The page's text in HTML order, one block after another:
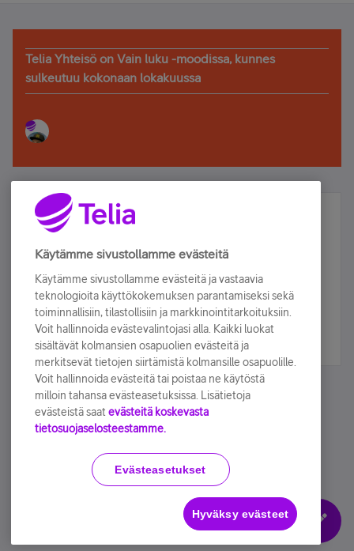
Telia Yhteisö on Vain luku -moodissa, kunnes
sulkeutuu kokonaan lokakuussa
Älä jää paitsi – osallistu ja voita!
Tilaa Telian uutiskirje ja olet mukana arvonnassa.
sähköpostiisi.
Tilaa nyt
Käyttöehdot Accessibility statement
Evästeasetukset
Käytämme sivustollamme evästeitä
Käytämme sivustollamme evästeitä ja vastaavia
teknologioita käyttökokemuksen parantamiseksi sekä
toiminnallisiin, tilastollisiin ja markkinointitarkoituksiin.
Voit hallinnoida evästevalintojasi alla. Kaikki luokat
sisältävät kolmansien osapuolien evästeitä ja
merkitsevät tietojen siirtämistä kolmansille osapuolille.
Voit hallinnoida evästeitä tai poistaa ne käytöstä
milloin tahansa evästeasetuksissa. Lisätietoja
evästeistä saat evästeitä koskevasta
tietosuojaselosteestamme.
Evästeasetukset
Hyväksy evästeet